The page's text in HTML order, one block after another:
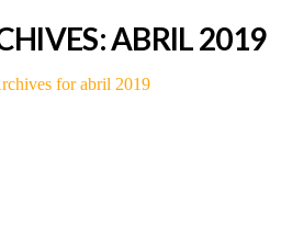
ABRIL 2019
for abril 2019